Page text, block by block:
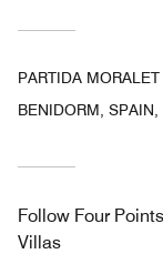
PARTIDA
BENIDORM,
Follow Four
Villas